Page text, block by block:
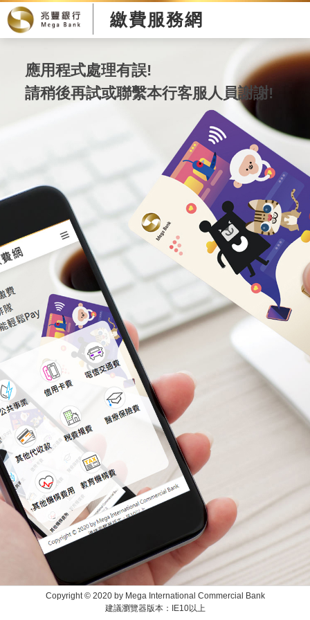
繳費服務網
應用程式處理有誤!
請稍後再試或聯繫本行客服人員謝謝!
Copyright © 2020 by Mega International Commercial Bank
建議瀏覽器版本：IE10以上